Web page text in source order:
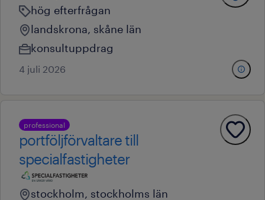
hög efterfrågan
landskrona, skåne län
konsultuppdrag
4 juli 2026
professional
portföljförvaltare till
specialfastigheter
stockholm, stockholms län